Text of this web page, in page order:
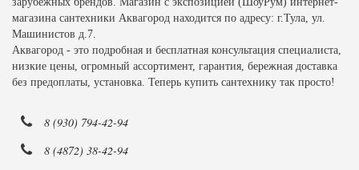
магазина сантехники Аквагород находится по адресу: г.Тула, ул.
Машинистов д.7.
Аквагород - это подробная и бесплатная консультация специалиста,
низкие цены, огромный ассортимент, гарантия, бережная доставка
без предоплаты, установка. Теперь купить сантехнику так просто!
8 (930) 794-42-94
8 (4872) 38-42-94